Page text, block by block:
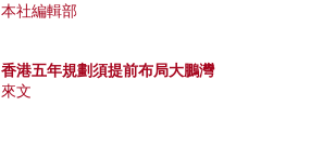
本社編輯部
香港五年規劃須提前布局大鵬灣
來文